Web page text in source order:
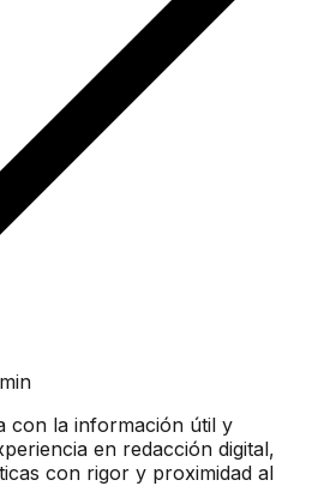
con la información útil y
en redacción digital,
con rigor y proximidad al